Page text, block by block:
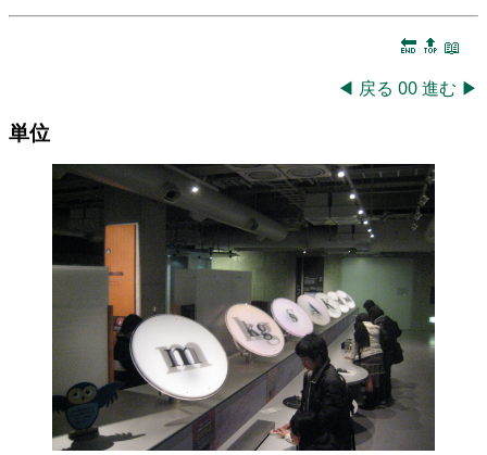
🔚 🔝 📖
◀ 戻る 00進む ▶
単位